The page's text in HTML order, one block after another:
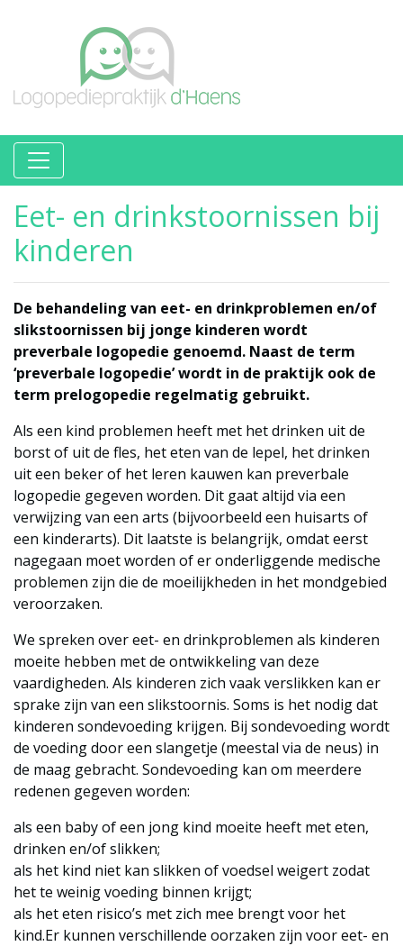
Eet- en drinkstoornissen bij
kinderen
De behandeling van eet- en drinkproblemen en/of
slikstoornissen bij jonge kinderen wordt
preverbale logopedie genoemd. Naast de term
‘preverbale logopedie’ wordt in de praktijk ook de
term prelogopedie regelmatig gebruikt.
Als een kind problemen heeft met het drinken uit de
borst of uit de fles, het eten van de lepel, het drinken
uit een beker of het leren kauwen kan preverbale
logopedie gegeven worden. Dit gaat altijd via een
verwijzing van een arts (bijvoorbeeld een huisarts of
een kinderarts). Dit laatste is belangrijk, omdat eerst
nagegaan moet worden of er onderliggende medische
problemen zijn die de moeilijkheden in het mondgebied
veroorzaken.
We spreken over eet- en drinkproblemen als kinderen
moeite hebben met de ontwikkeling van deze
vaardigheden. Als kinderen zich vaak verslikken kan er
sprake zijn van een slikstoornis. Soms is het nodig dat
kinderen sondevoeding krijgen. Bij sondevoeding wordt
de voeding door een slangetje (meestal via de neus) in
de maag gebracht. Sondevoeding kan om meerdere
redenen gegeven worden:
als een baby of een jong kind moeite heeft met eten,
drinken en/of slikken;
als het kind niet kan slikken of voedsel weigert zodat
het te weinig voeding binnen krijgt;
als het eten risico’s met zich mee brengt voor het
kind.Er kunnen verschillende oorzaken zijn voor eet- en